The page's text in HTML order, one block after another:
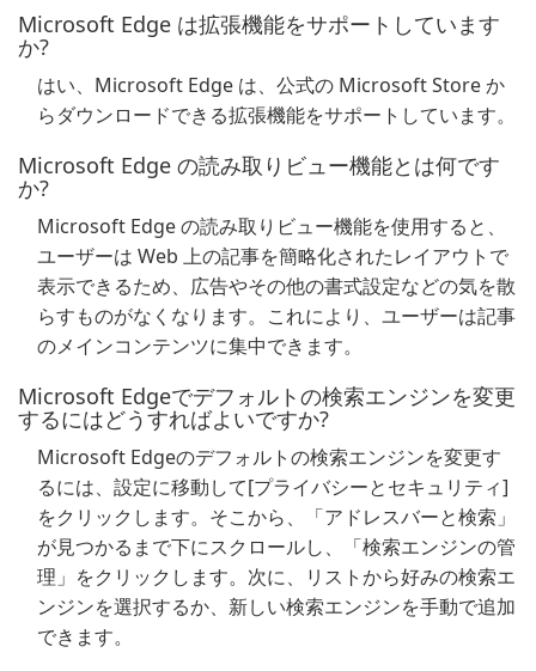
Microsoft Edge は拡張機能をサポートしています
か?
はい、Microsoft Edge は、公式の Microsoft Store か
らダウンロードできる拡張機能をサポートしています。
Microsoft Edge の読み取りビュー機能とは何です
か?
Microsoft Edge の読み取りビュー機能を使用すると、
ユーザーは Web 上の記事を簡略化されたレイアウトで
表示できるため、広告やその他の書式設定などの気を散
らすものがなくなります。これにより、ユーザーは記事
のメインコンテンツに集中できます。
Microsoft Edgeでデフォルトの検索エンジンを変更
するにはどうすればよいですか?
Microsoft Edgeのデフォルトの検索エンジンを変更す
るには、設定に移動して[プライバシーとセキュリティ]
をクリックします。そこから、「アドレスバーと検索」
が見つかるまで下にスクロールし、「検索エンジンの管
理」をクリックします。次に、リストから好みの検索エ
ンジンを選択するか、新しい検索エンジンを手動で追加
できます。